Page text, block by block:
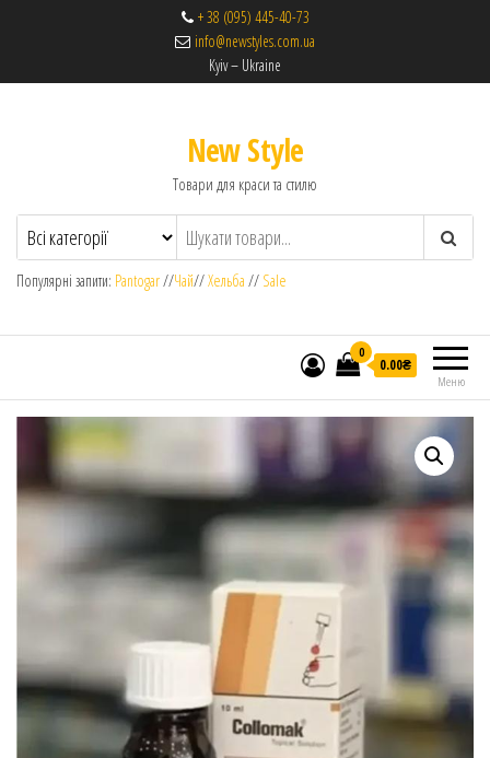
+ 38 (095) 445-40-73
info@newstyles.com.ua
Kyiv – Ukraine
New Style
Товари для краси та стилю
Популярні запити: Pantogar//Чай//Хельба // Sale
Меню
0
0.00₴